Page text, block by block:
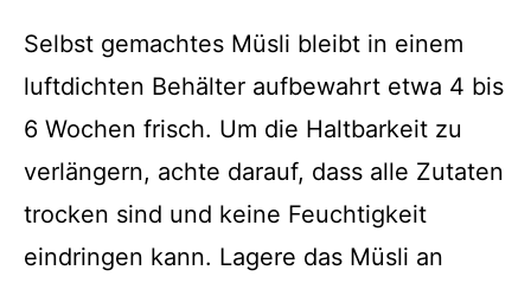
Selbst gemachtes Müsli bleibt in einem
luftdichten Behälter aufbewahrt etwa 4 bis
6 Wochen frisch. Um die Haltbarkeit zu
verlängern, achte darauf, dass alle Zutaten
trocken sind und keine Feuchtigkeit
eindringen kann. Lagere das Müsli an